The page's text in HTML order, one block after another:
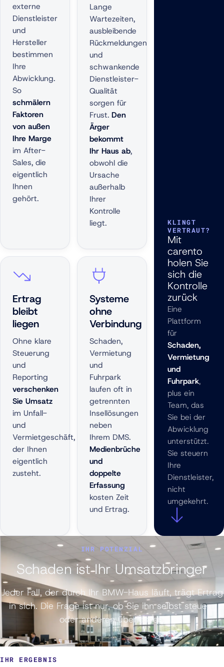
externe
Dienstleister
und
Hersteller
bestimmen
Ihre
Abwicklung.
So
schmälern
Faktoren
von außen
Ihre Marge
im After-
Sales, die
eigentlich
Ihnen
gehört.
Lange
Wartezeiten,
ausbleibende
Rückmeldungen
und
schwankende
Dienstleister-
Qualität
sorgen für
Frust. Den
Ärger
bekommt
Ihr Haus ab,
obwohl die
Ursache
außerhalb
Ihrer
Kontrolle
liegt.
Ertrag
bleibt
liegen
Ohne klare
Steuerung
und
Reporting
verschenken
Sie Umsatz
im Unfall-
und
Vermietgeschäft,
der Ihnen
eigentlich
zusteht.
Systeme
ohne
Verbindung
Schaden,
Vermietung
und
Fuhrpark
laufen oft in
getrennten
Insellösungen
neben
Ihrem DMS.
Medienbrüche
und
doppelte
Erfassung
kosten Zeit
und Ertrag.
KLINGT
VERTRAUT?
Mit
carento
holen Sie
sich die
Kontrolle
zurück
Eine
Plattform
für
Schaden,
Vermietung
und
Fuhrpark,
plus ein
Team, das
Sie bei der
Abwicklung
unterstützt.
Sie steuern
Ihre
Dienstleister,
nicht
umgekehrt.
IHR POTENZIAL
Schaden ist Ihr Umsatzbringer
Jeder Fall, der durch Ihr BMW-Haus läuft, trägt Ertrag
in sich. Die Frage ist nur, ob Sie ihn selbst steuern
oder anderen überlassen.
IHR ERGEBNIS